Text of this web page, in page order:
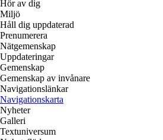
Hör av dig
Miljö
Håll dig uppdaterad
Prenumerera
Nätgemenskap
Uppdateringar
Gemenskap
Gemenskap av invånare
Navigationslänkar
Navigationskarta
Nyheter
Galleri
Textuniversum